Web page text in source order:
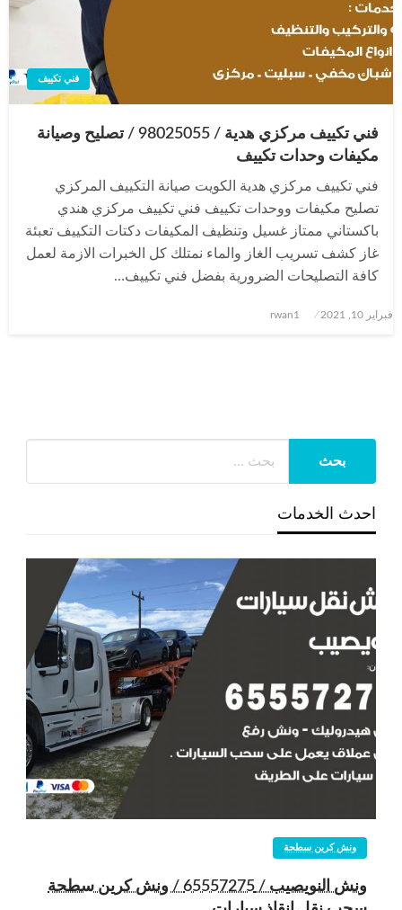
فني تكييف
فني تكييف مركزي هدية / 98025055 / تصليح وصيانة
مكيفات وحدات تكييف
فني تكييف مركزي هدية الكويت صيانة التكييف المركزي
تصليح مكيفات ووحدات تكييف فني تكييف مركزي هندي
باكستاني ممتاز غسيل وتنظيف المكيفات دكتات التكييف تعبئة
غاز كشف تسريب الغاز والماء نمتلك كل الخبرات الازمة لعمل
كافة التصليحات الضرورية بفضل فني تكييف…
نُشر
فبراير 10, 2021 rwan1
احدث الخدمات
ونش كرين سطحة
ونش النويصيب / 65557275 / ونش كرين سطحة